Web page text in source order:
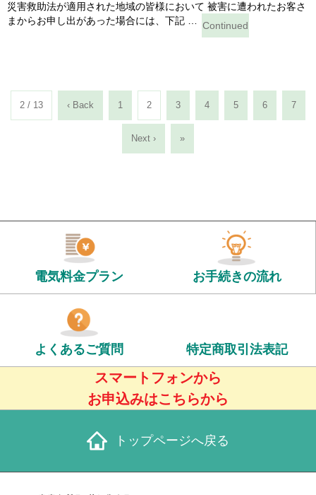
災害救助法が適用された地域の皆様において 被害に遭われたお客さ
まからお申し出があった場合には、下記 …
Continued
2 / 13 ‹ Back 1 2 3 4 5 6 7
Next › »
電気料金プラン お手続きの流れ
よくあるご質問 特定商取引法表記
スマートフォンから
お申込みはこちらから
トップページへ戻る